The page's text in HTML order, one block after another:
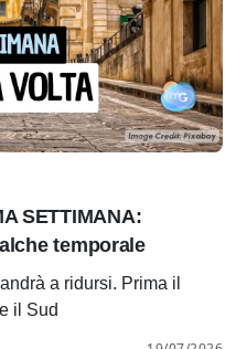
SETTIMANA:
temporale
a ridursi. Prima il
il Sud